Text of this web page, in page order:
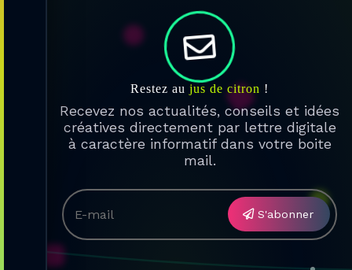

Restez au jus de citron !
Recevez nos actualités, conseils et idées
créatives directement par lettre digitale
à caractère informatif dans votre boite
mail.
S'abonner